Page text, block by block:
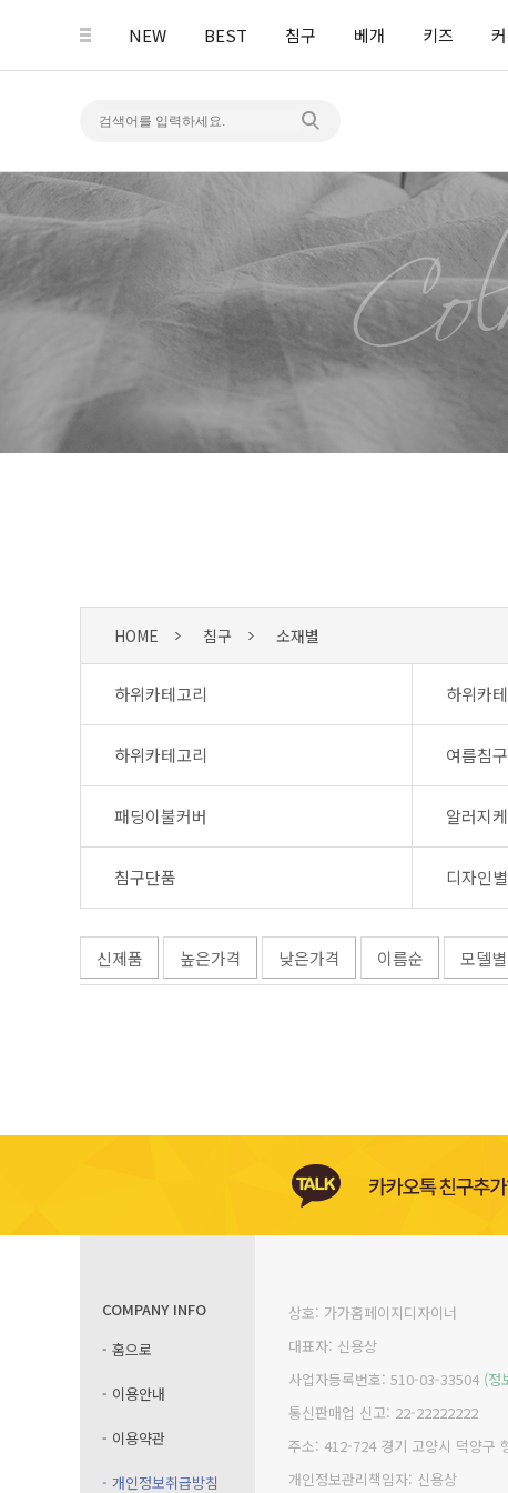
NEW BEST 침구 베개 키즈
HOME 침구 소재별
하위카테고리 하위카
하위카테고리 여름침구
패딩이불커버 알러지
침구단품 디자인별
신제품 높은가격 낮은가격 이름순 모델별
COMPANY INFO
- 홈으로
- 이용안내
- 이용약관
- 개인정보취급방침
상호: 가가홈페이지디자이너
대표자: 신용상
사업자등록번호: 510-03-33504 (정
통신판매업 신고: 22-22222222
주소: 412-724 경기 고양시 덕양구
개인정보관리책임자: 신용상